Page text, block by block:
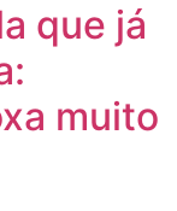
que já
muito